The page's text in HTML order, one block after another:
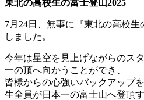
東北の高校生の富士登山2025
7月24日、無事に『東北の高校生
しました。
今年は星空を見上げながらのス
一の頂へ向かうことができ、
皆様からの心強いバックアップ
生全員が日本一の富士山へ登頂